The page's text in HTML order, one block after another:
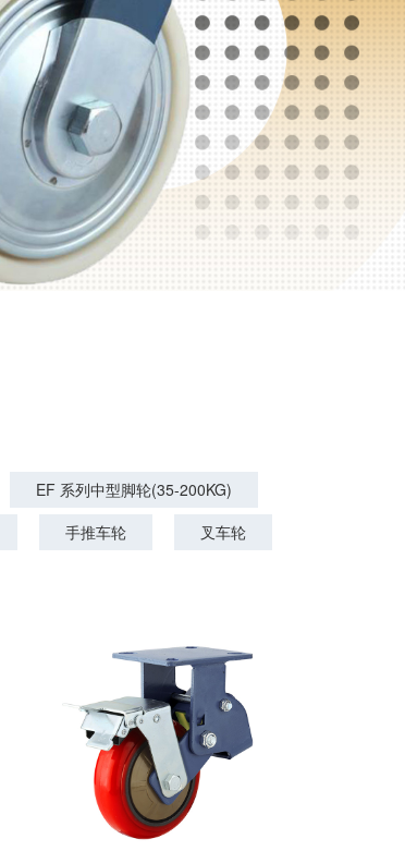
EF 系列中型脚轮(35-200KG)
手推车轮 叉车轮